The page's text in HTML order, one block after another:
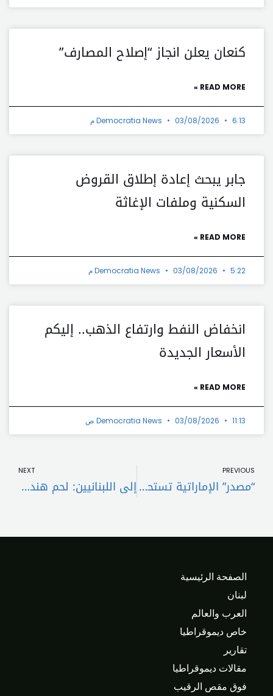
كنعان يعلن انجاز “إصلاح المصارف”
READ MORE »
Democratia News 03/08/2026 6:13 م
جابر يبحث إعادة إطلاق القروض
السكنية وملفات الإغاثة
READ MORE »
Democratia News 03/08/2026 5:22 م
انخفاض النفط وارتفاع الذهب.. إليكم
الأسعار الجديدة
READ MORE »
Democratia News 03/08/2026 11:13 ص
PREVIOUS
“مصدر” الإماراتية تستحوذ على مشاريع طاقة متجددة في بولندا
NEXT
إلى اللبنانيين: لحم هندي في الأسواق… إحذروا
الصفحة الرئيسية
لبنان
العرب والعالم
خاص ديموقراطيا
تقارير
مقالات ديموقراطيا
فوق مقص الرقيب